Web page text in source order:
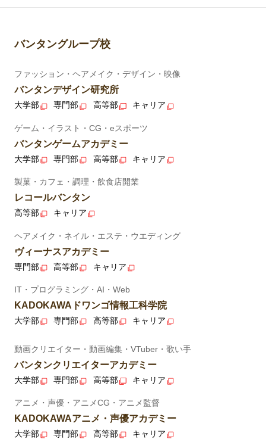
バンタングループ校
ファッション・ヘアメイク・デザイン・映像
バンタンデザイン研究所
大学部 専門部 高等部 キャリア
ゲーム・イラスト・CG・eスポーツ
バンタンゲームアカデミー
大学部 専門部 高等部 キャリア
製菓・カフェ・調理・飲食店開業
レコールバンタン
高等部 キャリア
ヘアメイク・ネイル・エステ・ウエディング
ヴィーナスアカデミー
専門部 高等部 キャリア
IT・プログラミング・AI・Web
KADOKAWAドワンゴ情報工科学院
大学部 専門部 高等部 キャリア
動画クリエイター・動画編集・VTuber・歌い手
バンタンクリエイターアカデミー
大学部 専門部 高等部 キャリア
アニメ・声優・アニメCG・アニメ監督
KADOKAWAアニメ・声優アカデミー
大学部 専門部 高等部 キャリア